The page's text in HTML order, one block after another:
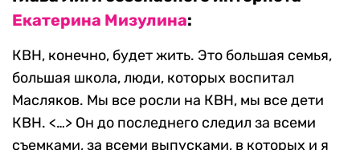
Екатерина Мизулина:
КВН, конечно, будет жить. Это большая семья,
большая школа, люди, которых воспитал
Масляков. Мы все росли на КВН, мы все дети
КВН. <…> Он до последнего следил за всеми
съемками, за всеми выпусками, в которых и я